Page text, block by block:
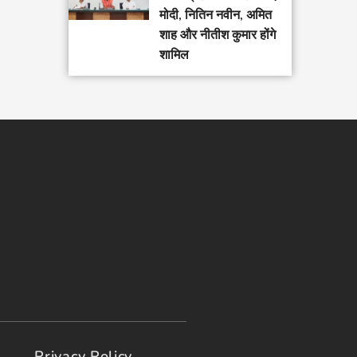
मोदी, नितिन नवीन, अमित
शाह और नीतीश कुमार होंगे
शामिल